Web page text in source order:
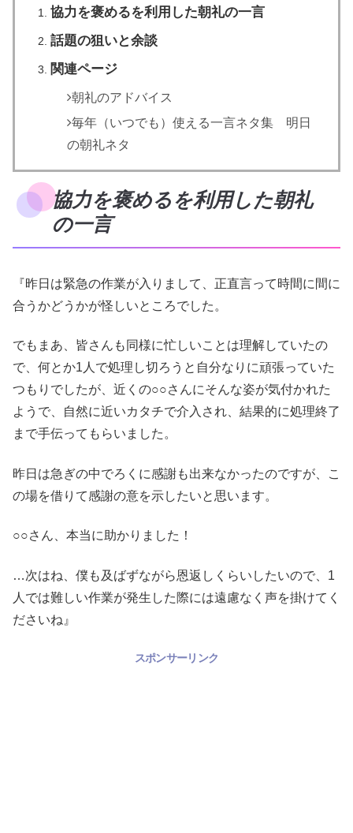
協力を褒めるを利用した朝礼の一言
話題の狙いと余談
関連ページ
朝礼のアドバイス
毎年（いつでも）使える一言ネタ集 明日
の朝礼ネタ
協力を褒めるを利用した朝礼
の一言
『昨日は緊急の作業が入りまして、正直言って時間に間に
合うかどうかが怪しいところでした。
でもまあ、皆さんも同様に忙しいことは理解していたの
で、何とか1人で処理し切ろうと自分なりに頑張っていた
つもりでしたが、近くの○○さんにそんな姿が気付かれた
ようで、自然に近いカタチで介入され、結果的に処理終了
まで手伝ってもらいました。
昨日は急ぎの中でろくに感謝も出来なかったのですが、こ
の場を借りて感謝の意を示したいと思います。
○○さん、本当に助かりました！
…次はね、僕も及ばずながら恩返しくらいしたいので、1
人では難しい作業が発生した際には遠慮なく声を掛けてく
ださいね』
スポンサーリンク